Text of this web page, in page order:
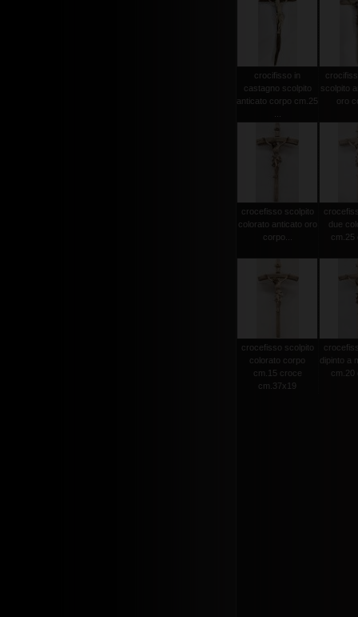
crocifisso in
castagno scolpito
anticato corpo cm.25
scolpito
oro
crocefisso scolpito
colorato anticato oro
corpo...
due
cm.25
crocefisso scolpito
colorato corpo
cm.15 croce
cm.37x19
dipinto a
cm.20